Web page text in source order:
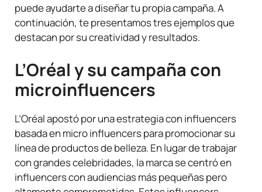
puede ayudarte a diseñar tu propia campaña. A
continuación, te presentamos tres ejemplos que
destacan por su creatividad y resultados.
L’Oréal y su campaña con
microinfluencers
L’Oréal apostó por una estrategia con influencers
basada en micro influencers para promocionar su
línea de productos de belleza. En lugar de trabajar
con grandes celebridades, la marca se centró en
influencers con audiencias más pequeñas pero